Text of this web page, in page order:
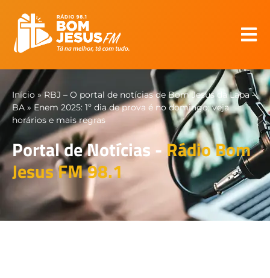
Início »RBJ – O portal de notícias de Bom Jesus da Lapa –
BA » Enem 2025: 1º dia de prova é no domingo; veja
horários e mais regras
Portal de Notícias -Rádio Bom
Jesus FM 98.1